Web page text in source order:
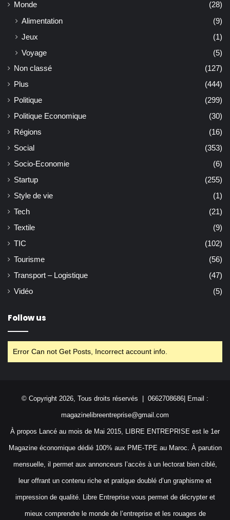
Monde
(28)
Alimentation
(9)
Jeux
(1)
Voyage
(5)
Non classé
(127)
Plus
(444)
Politique
(299)
Politique Economique
(30)
Régions
(16)
Social
(353)
Socio-Economie
(6)
Startup
(255)
Style de vie
(1)
Tech
(21)
Textile
(9)
TIC
(102)
Tourisme
(56)
Transport – Logistique
(47)
Vidéo
(5)
Follow us
Error Can not Get Posts, Incorrect account info.
© Copyright 2026, Tous droits réservés | 0662708686| Email :
magazinelibreentreprise@gmail.com
À propos Lancé au mois de Mai 2015, LIBRE ENTREPRISE est le 1er
Magazine économique dédié 100% aux PME-TPE au Maroc. À parution
mensuelle, il permet aux annonceurs l’accès à un lectorat bien ciblé,
leur offrant un contenu riche et pratique doublé d’un graphisme et
impression de qualité. Libre Entreprise vous permet de décrypter et
mieux comprendre le monde de l’entreprise et les rouages de